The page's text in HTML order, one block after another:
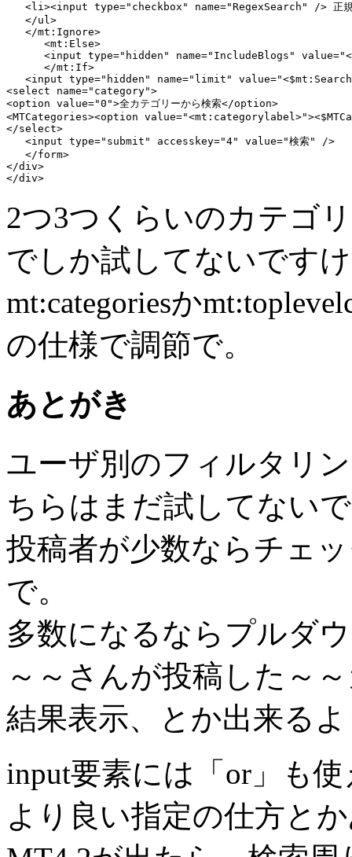
<li><input type="checkbox" name="RegexSearch" /> 正
</ul>
</mt:Ignore>
<mt:Else>
<input type="hidden" name="IncludeBlogs"
</mt:If>
<input type="hidden" name="limit"
<select name="category">
<option value="0">全カテゴリーから検索</option>
<MTCategories><option
</select>
<input type="submit" accesskey="4" value="検索" />
</form>
</div>
</div>
2つ3つくらいのカテゴ
でしか試してないです
mt:categoriesか
の仕様で調節で。
あとがき
ユーザ別のフィルタリ
ちらはまだ試してない
投稿者が少数ならチェ
で。
多数になるならプルダ
～～さんが投稿した～
結果表示、とか出来る
input要素には「or」も
より良い指定の仕方と